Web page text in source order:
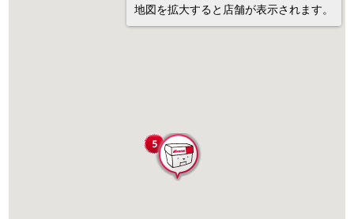
地図を拡大すると店舗が表示されます。